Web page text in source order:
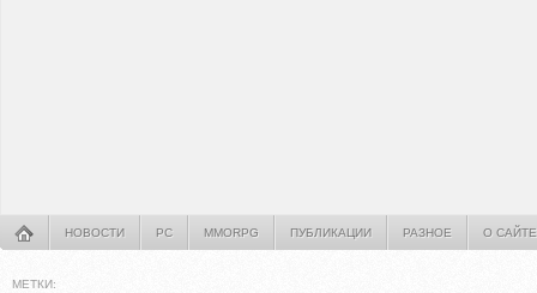
НОВОСТИ PC MMORPG ПУБЛИКАЦИИ РАЗНОЕ О САЙТЕ
МЕТКИ: